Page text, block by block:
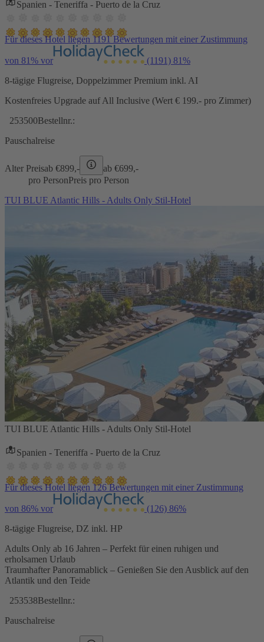
Spanien - Teneriffa - Puerto de la Cruz
Für dieses Hotel liegen 1191 Bewertungen mit einer Zustimmung
von 81% vor (1191) 81%
8-tägige Flugreise, Doppelzimmer Premium inkl. AI
Kostenfreies Upgrade auf All Inclusive (Wert € 199.- pro Zimmer)
253500Bestellnr.:
Pauschalreise
Alter Preisab €899,- ab €699,-
pro PersonPreis pro Person
TUI BLUE Atlantic Hills - Adults Only Stil-Hotel
TUI BLUE Atlantic Hills - Adults Only Stil-Hotel
Spanien - Teneriffa - Puerto de la Cruz
Für dieses Hotel liegen 126 Bewertungen mit einer Zustimmung
von 86% vor (126) 86%
8-tägige Flugreise, DZ inkl. HP
Adults Only ab 16 Jahren – Perfekt für einen ruhigen und
erholsamen Urlaub
Traumhafter Panoramablick – Genießen Sie den Ausblick auf den
Atlantik und den Teide
253538Bestellnr.:
Pauschalreise